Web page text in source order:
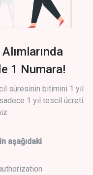
1 Numara!
süresinin bitimini 1 yıl
1 yıl tescil ücreti
aşağıdaki